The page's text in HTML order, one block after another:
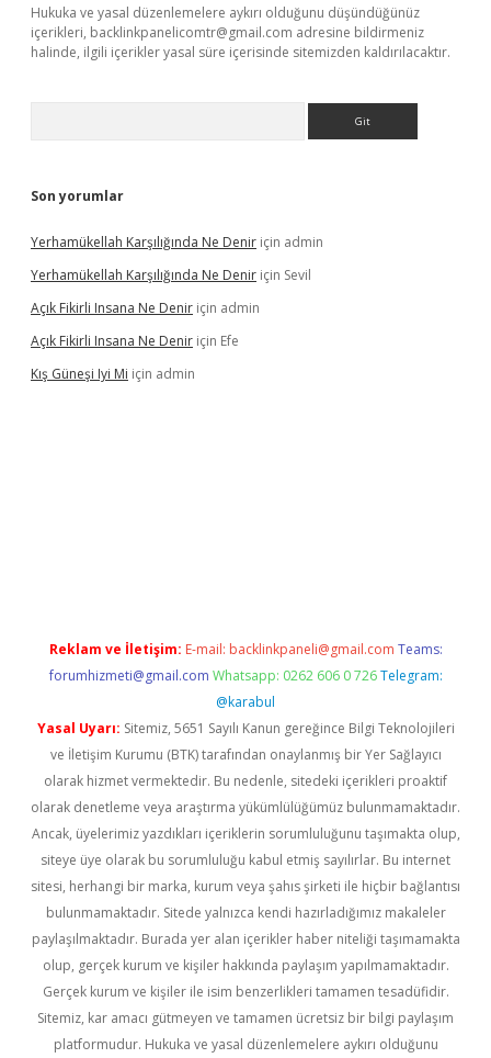
Hukuka ve yasal düzenlemelere aykırı olduğunu düşündüğünüz
içerikleri, backlinkpanelicomtr@gmail.com adresine bildirmeniz
halinde, ilgili içerikler yasal süre içerisinde sitemizden kaldırılacaktır.
Son yorumlar
Yerhamükellah Karşılığında Ne Denir için admin
Yerhamükellah Karşılığında Ne Denir için Sevil
Açık Fikirli Insana Ne Denir için admin
Açık Fikirli Insana Ne Denir için Efe
Kış Güneşi Iyi Mi için admin
Reklam ve İletişim: E-mail: backlinkpaneli@gmail.com Teams:
forumhizmeti@gmail.com Whatsapp: 0262 606 0 726 Telegram:
@karabul
Yasal Uyarı: Sitemiz, 5651 Sayılı Kanun gereğince Bilgi Teknolojileri
ve İletişim Kurumu (BTK) tarafından onaylanmış bir Yer Sağlayıcı
olarak hizmet vermektedir. Bu nedenle, sitedeki içerikleri proaktif
olarak denetleme veya araştırma yükümlülüğümüz bulunmamaktadır.
Ancak, üyelerimiz yazdıkları içeriklerin sorumluluğunu taşımakta olup,
siteye üye olarak bu sorumluluğu kabul etmiş sayılırlar. Bu internet
sitesi, herhangi bir marka, kurum veya şahıs şirketi ile hiçbir bağlantısı
bulunmamaktadır. Sitede yalnızca kendi hazırladığımız makaleler
paylaşılmaktadır. Burada yer alan içerikler haber niteliği taşımamakta
olup, gerçek kurum ve kişiler hakkında paylaşım yapılmamaktadır.
Gerçek kurum ve kişiler ile isim benzerlikleri tamamen tesadüfidir.
Sitemiz, kar amacı gütmeyen ve tamamen ücretsiz bir bilgi paylaşım
platformudur. Hukuka ve yasal düzenlemelere aykırı olduğunu